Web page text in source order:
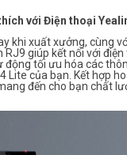
với Điện thoại
khi xuất xưởng, cùng
RJ9 giúp kết nối với điện
động tối ưu hóa các
Lite của bạn. Kết hợp
đến cho bạn chất